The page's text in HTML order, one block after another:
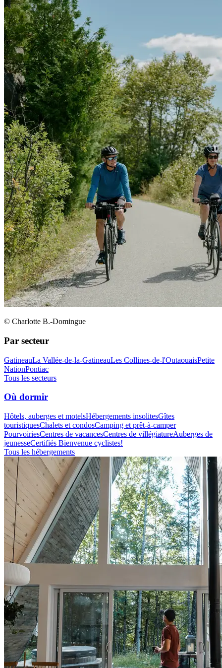
© Charlotte B.-Domingue
Par secteur
GatineauLa Vallée-de-la-GatineauLes Collines-de-l'OutaouaisPetite
NationPontiac
Tous les secteurs
Où dormir
Hôtels, auberges et motelsHébergements insolitesGîtes
touristiquesChalets et condosCamping et prêt-à-camper
PourvoiriesCentres de vacancesCentres de villégiatureAuberges de
jeunesseCertifiés Bienvenue cyclistes!
Tous les hébergements